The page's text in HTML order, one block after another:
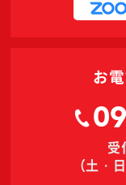
お
受
（土・